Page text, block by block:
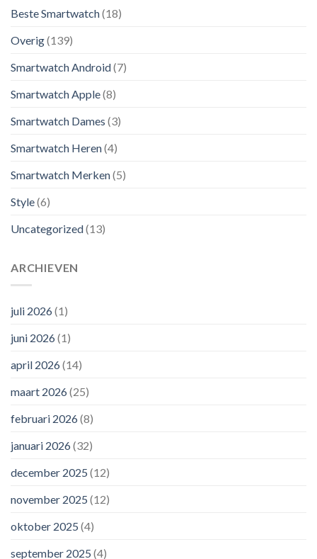
Beste Smartwatch(18)
Overig(139)
Smartwatch Android(7)
Smartwatch Apple(8)
Smartwatch Dames (3)
Smartwatch Heren(4)
Smartwatch Merken(5)
Style(6)
Uncategorized(13)
ARCHIEVEN
juli 2026(1)
juni 2026(1)
april 2026(14)
maart 2026(25)
februari 2026(8)
januari 2026(32)
december 2025 (12)
november 2025 (12)
oktober 2025 (4)
september 2025 (4)